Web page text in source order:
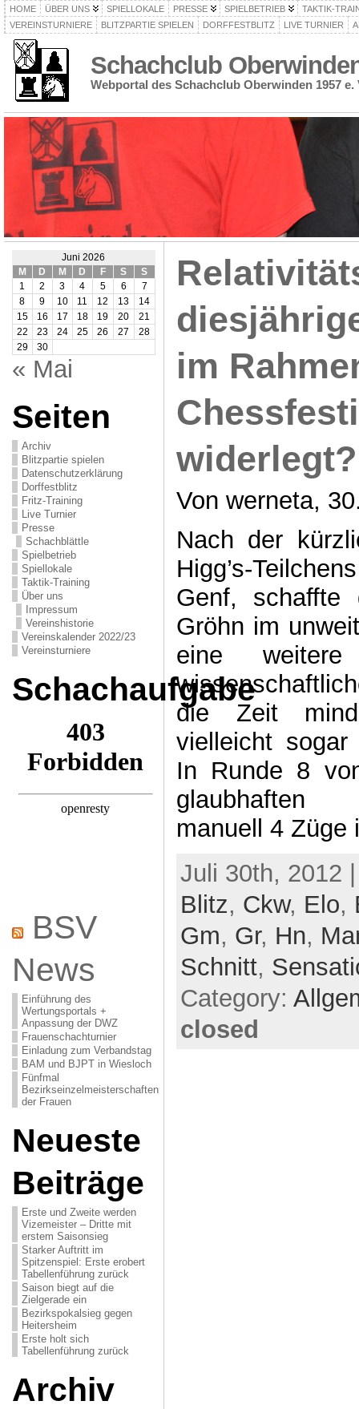
HOME ÜBER UNS SPIELLOKALE PRESSE SPIELBETRIEB
TAKTIK-
VEREINSTURNIERE
BLITZPARTIE SPIELEN DORFFESTBLITZ LIVE TURNIER
Schachclub
Webportal des Schachclub Oberwinden 1957 e.
Juni 2026
M
D M D F S
S
1
2 3 4 5 6
7
8
9 10 11 12 13
14
15
16 17 18 19 20
21
22
23 24 25 26 27
28
29
30
« Mai
Seiten
Archiv
Blitzpartie spielen
Datenschutzerklärung
Dorffestblitz
Fritz-Training
Live Turnier
Presse
Schachblättle
Spielbetrieb
Spiellokale
Taktik-Training
Über uns
Impressum
Vereinshistorie
Vereinskalender 2022/23
Vereinsturniere
Schachaufgabe
BSV
News
Einführung des
Wertungsportals +
Anpassung der DWZ
Frauenschachturnier
Einladung zum Verbandstag
BAM und BJPT in Wiesloch
Fünfmal
Bezirkseinzelmeisterschaften
der Frauen
Neueste
Beiträge
Erste und Zweite werden
Vizemeister – Dritte mit
erstem Saisonsieg
Starker Auftritt im
Spitzenspiel: Erste erobert
Tabellenführung zurück
Saison biegt auf die
Zielgerade ein
Bezirkspokalsieg gegen
Heitersheim
Erste holt sich
Tabellenführung zurück
Archiv
im
widerlegt?
Von werneta,
Nach der
Higg’s-
Genf, schaffte
Gröhn im
eine weitere
die Zeit
vielleicht
In Runde 8
glaubhaften
manuell 4
Juli 30th, 2012
Blitz, Ckw, Elo,
Gm, Gr, Hn,
Schnitt,
Category:
closed